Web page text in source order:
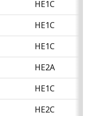
HE1C
HE1C
HE1C
HE2A
HE1C
HE2C